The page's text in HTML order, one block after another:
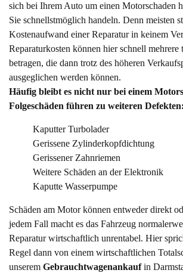
sich bei Ihrem Auto um einen Motorschaden
Sie schnellstmöglich handeln. Denn meisten
Kostenaufwand einer Reparatur in keinem
Reparaturkosten können hier schnell mehrere
betragen, die dann trotz des höheren
ausgeglichen werden können.
Häufig bleibt es nicht nur bei einem
Folgeschäden führen zu weiteren Defekten:
Kaputter Turbolader
Gerissene Zylinderkopfdichtung
Gerissener Zahnriemen
Weitere Schäden an der Elektronik
Kaputte Wasserpumpe
Schäden am Motor können entweder direkt
jedem Fall macht es das Fahrzeug
Reparatur wirtschaftlich unrentabel. Hier
Regel dann von einem wirtschaftlichen
unserem Gebrauchtwagenankaufin